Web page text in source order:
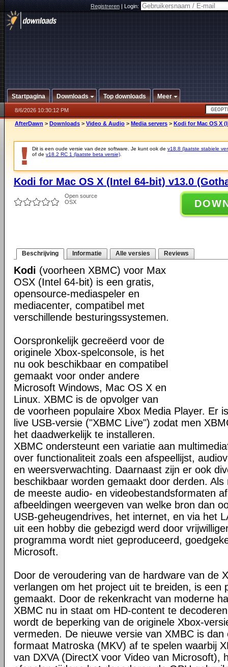
Registreren|Login:
Startpagina Downloads Top downloads Meer
8/6/2026 10:30:12 PM
AfterDawn > Downloads > Video & Audio > Media servers > Kodi for Mac OS X
Dit is een oude versie van deze software. Je kunt ook de v18.8 (laatste stabiele
of de v18.2 RC 1 (laatste beta versie)
Kodi for Mac OS X (Intel 64-bit) v13.0
Open source
OSX
Beschrijving Informatie Alle versies Reviews
Kodi (voorheen XBMC) voor Max
OSX (Intel 64-bit) is een gratis,
opensource-mediaspeler en
mediacenter, compatibel met
verschillende besturingssystemen.
Oorspronkelijk gecreëerd voor de
originele Xbox-spelconsole, is het
nu ook beschikbaar en compatibel
gemaakt voor onder andere
Microsoft Windows, Mac OS X en
Linux. XBMC is de opvolger van
de voorheen populaire Xbox Media Player. Er
live USB-versie ("XBMC Live") zodat men
het daadwerkelijk te installeren.
XBMC ondersteunt een variatie aan
over functionaliteit zoals een afspeellijst,
en weersverwachting. Daarnaast zijn er ook
beschikbaar worden gemaakt door derden.
de meeste audio- en videobestandsformaten
afbeeldingen weergeven van welke bron dan
USB-geheugendrives, het internet, en via het
uit een hobby die gebezigd werd door
programma wordt niet geproduceerd,
Microsoft.
Door de veroudering van de hardware van de
verlangen om het project uit te breiden, is een
gemaakt. Door de rekenkracht van moderne
XBMC nu in staat om HD-content te
wordt de beperking van de originele Xbox-
vermeden. De nieuwe versie van XMBC is
formaat Matroska (MKV) af te spelen waarbij
van DXVA (DirectX voor Video van Microsoft),